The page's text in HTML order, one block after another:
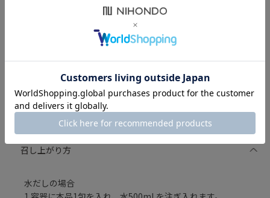
・初夏を感じる華やかな香り
〈こんな時におすすめ〉
・季節の変わり目のリフレッシュタイムに
・お食事と一緒にすっきり楽しみたいときに
・おやすみ前のリラックスタイムに
召し上がり方
水だしの場合